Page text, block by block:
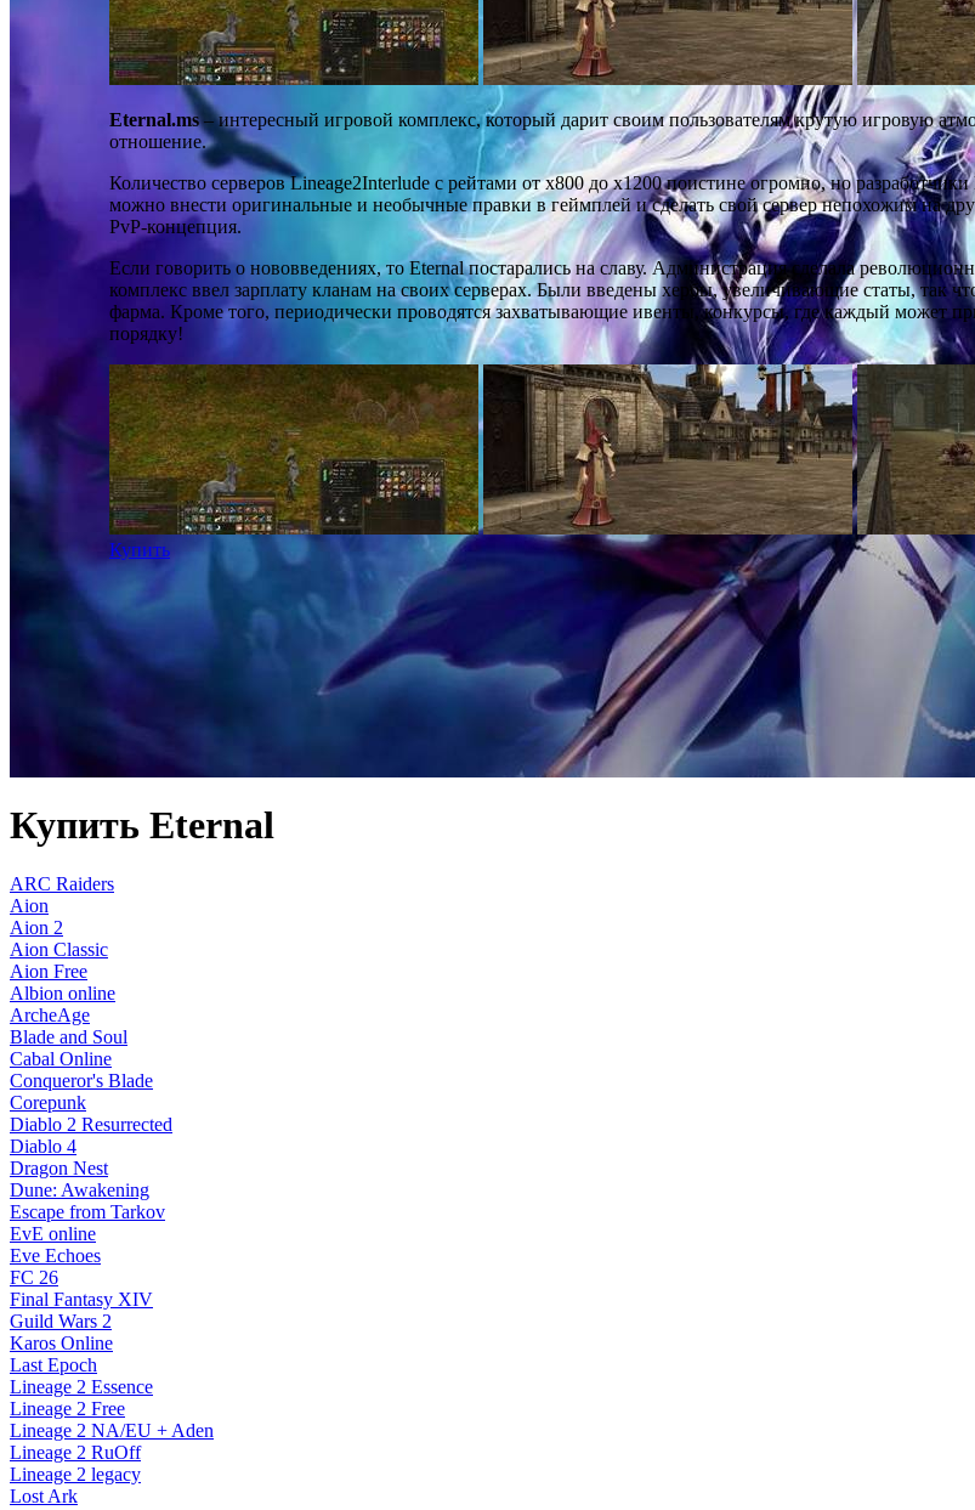
Eternal.ms– интересный игровой комплекс, который дарит своим пользователям крутую игровую
отношение.
Количество серверов Lineage2Interlude с рейтами от x800 до х1200 поистине огромно, но
можно внести оригинальные и необычные правки в геймплей и сделать свой сервер непохожим на
PvP-концепция.
Если говорить о нововведениях, то Eternal постарались на славу. Администрация сделала
комплекс ввел зарплату кланам на своих серверах. Были введены хербы, увеличивающие статы, так
фарма. Кроме того, периодически проводятся захватывающие ивенты, конкурсы, где каждый может
порядку!
Купить
Купить Eternal
ARC Raiders
Aion
Aion 2
Aion Classic
Aion Free
Albion online
ArcheAge
Blade and Soul
Cabal Online
Conqueror's Blade
Corepunk
Diablo 2 Resurrected
Diablo 4
Dragon Nest
Dune: Awakening
Escape from Tarkov
EvE online
Eve Echoes
FC 26
Final Fantasy XIV
Guild Wars 2
Karos Online
Last Epoch
Lineage 2 Essence
Lineage 2 Free
Lineage 2 NA/EU + Aden
Lineage 2 RuOff
Lineage 2 legacy
Lost Ark